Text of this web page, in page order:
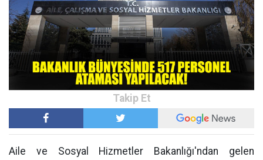
Aile ve Sosyal Hizmetler Bakanlığı'ndan gelen